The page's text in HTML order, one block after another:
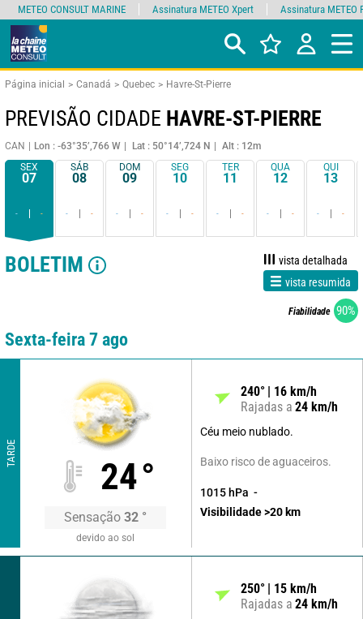
Página inicial Canadá Quebec Havre-St-Pierre
PREVISÃO CIDADE HAVRE-ST-PIERRE
CAN Lon : -63°35’,766 W Lat : 50°14’,724 N
Alt : 12m
SEX
07
- -
SÁB
08
- -
DOM
09
- -
SEG
10
- -
TER
11
- -
QUA
12
- -
QUI
13
- -
BOLETIM
vista detalhada
vista resumida
Fiabilidade 90%
Sexta-feira 7 ago
TARDE
24°
Sensação 32 °
devido ao sol
240° 16 km/h
Rajadas a 24 km/h
Céu meio nublado.
Baixo risco de aguaceiros.
1015 hPa
Visibilidade >20 km
250° 15 km/h
Rajadas a 24 km/h
METEO CONSULT MARINE Assinatura METEO Xpert Assinatura METEO